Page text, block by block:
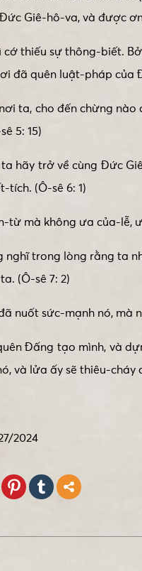
Giê-hô-va, và được
cớ thiếu sự thông-biết.
đã quên luật-pháp của
nơi ta, cho đến chừng
5: 15)
ta hãy trở về cùng Đức
tích. (Ô-sê 6: 1)
từ mà không ưa của-lễ,
nghĩ trong lòng rằng ta
(Ô-sê 7: 2)
nuốt sức-mạnh nó, mà
Đấng tạo mình, và
và lửa ấy sẽ thiêu-cháy
2024